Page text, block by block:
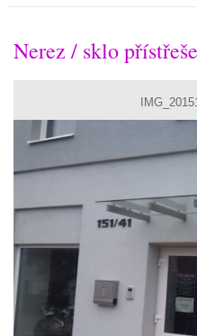
Nerez / sklo